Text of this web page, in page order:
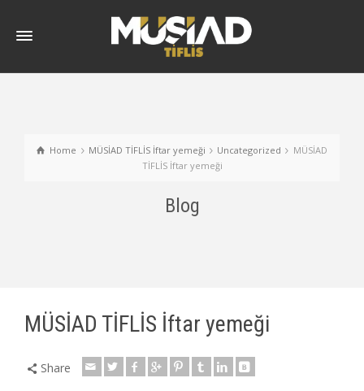
Home MÜSİAD TİFLİS İftar yemeği Uncategorized
MÜSİAD
TİFLİS İftar yemeği
Blog
MÜSİAD TİFLİS İftar yemeği
Share